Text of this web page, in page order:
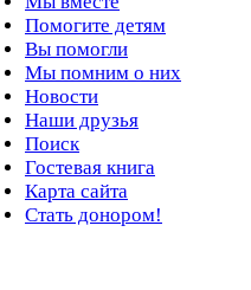
Помогите детям
Вы помогли
Мы помним о них
Новости
Наши друзья
Поиск
Гостевая книга
Карта сайта
Стать донором!